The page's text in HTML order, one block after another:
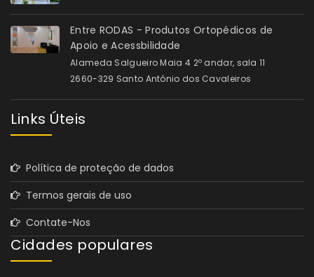
Entre RODAS - Produtos Ortopédicos de
Apoio e Acessbilidade
Alameda Salgueiro Maia 4 2º andar, sala 11
2660-329 Santo António dos Cavaleiros
Links Úteis
Política de proteção de dados
Termos gerais de uso
Contate-Nos
Cidades populares